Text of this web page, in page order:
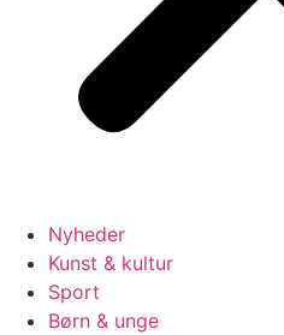
Nyheder
Kunst & kultur
Sport
Børn & unge